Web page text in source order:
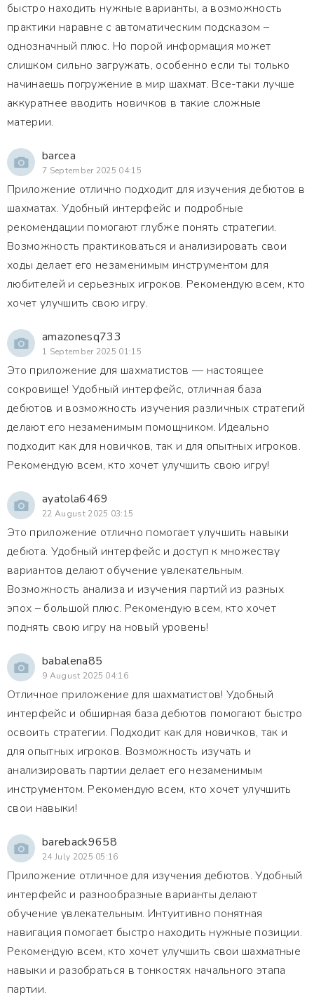
быстро находить нужные варианты, а возможность
практики наравне с автоматическим подсказом –
однозначный плюс. Но порой информация может
слишком сильно загружать, особенно если ты только
начинаешь погружение в мир шахмат. Все-таки лучше
аккуратнее вводить новичков в такие сложные
материи.
barcea
7 September 2025 04:15
Приложение отлично подходит для изучения дебютов в
шахматах. Удобный интерфейс и подробные
рекомендации помогают глубже понять стратегии.
Возможность практиковаться и анализировать свои
ходы делает его незаменимым инструментом для
любителей и серьезных игроков. Рекомендую всем, кто
хочет улучшить свою игру.
amazonesq733
1 September 2025 01:15
Это приложение для шахматистов — настоящее
сокровище! Удобный интерфейс, отличная база
дебютов и возможность изучения различных стратегий
делают его незаменимым помощником. Идеально
подходит как для новичков, так и для опытных игроков.
Рекомендую всем, кто хочет улучшить свою игру!
ayatola6469
22 August 2025 03:15
Это приложение отлично помогает улучшить навыки
дебюта. Удобный интерфейс и доступ к множеству
вариантов делают обучение увлекательным.
Возможность анализа и изучения партий из разных
эпох – большой плюс. Рекомендую всем, кто хочет
поднять свою игру на новый уровень!
babalena85
9 August 2025 04:16
Отличное приложение для шахматистов! Удобный
интерфейс и обширная база дебютов помогают быстро
освоить стратегии. Подходит как для новичков, так и
для опытных игроков. Возможность изучать и
анализировать партии делает его незаменимым
инструментом. Рекомендую всем, кто хочет улучшить
свои навыки!
bareback9658
24 July 2025 05:16
Приложение отличное для изучения дебютов. Удобный
интерфейс и разнообразные варианты делают
обучение увлекательным. Интуитивно понятная
навигация помогает быстро находить нужные позиции.
Рекомендую всем, кто хочет улучшить свои шахматные
навыки и разобраться в тонкостях начального этапа
партии.